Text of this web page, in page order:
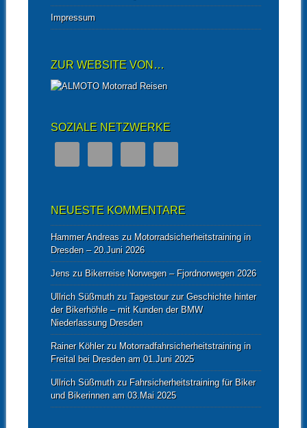
Impressum
ZUR WEBSITE VON…
SOZIALE NETZWERKE
NEUESTE KOMMENTARE
Hammer Andreaszu Motorradsicherheitstraining in
Dresden – 20.Juni 2026
Jenszu Bikerreise Norwegen – Fjordnorwegen 2026
Ullrich Süßmuthzu Tagestour zur Geschichte hinter
der Bikerhöhle – mit Kunden der BMW
Niederlassung Dresden
Rainer Köhlerzu Motorradfahrsicherheitstraining in
Freital bei Dresden am 01.Juni 2025
Ullrich Süßmuthzu Fahrsicherheitstraining für Biker
und Bikerinnen am 03.Mai 2025